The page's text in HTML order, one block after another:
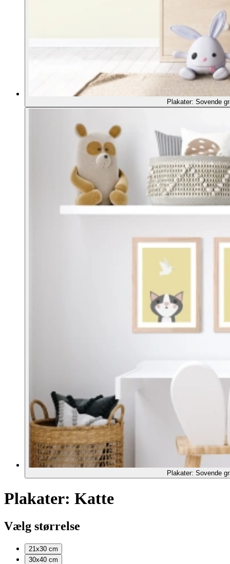
Plakater: Sovende
Plakater: Sovende
Plakater: Katte
Vælg størrelse
21x30 cm
30x40 cm